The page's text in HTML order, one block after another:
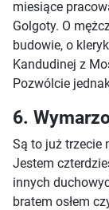
miesiące
Golgoty. O
budowie, o
Kandudinej z
Pozwólcie
6.
Są to już trzecie
Jestem
innych
bratem osłem